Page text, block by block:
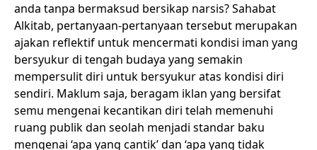
anda tanpa bermaksud bersikap narsis? Sahabat
Alkitab, pertanyaan-pertanyaan tersebut merupakan
ajakan reflektif untuk mencermati kondisi iman yang
bersyukur di tengah budaya yang semakin
mempersulit diri untuk bersyukur atas kondisi diri
sendiri. Maklum saja, beragam iklan yang bersifat
semu mengenai kecantikan diri telah memenuhi
ruang publik dan seolah menjadi standar baku
mengenai ‘apa yang cantik’ dan ‘apa yang tidak